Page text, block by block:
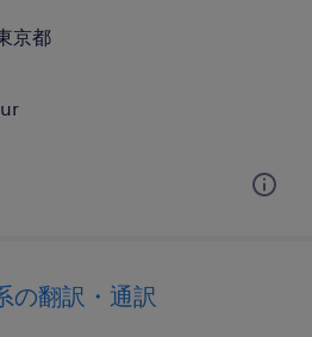
京都
の翻訳・通訳